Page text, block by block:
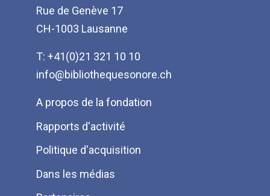
Rue de Genève 17
CH-1003 Lausanne
T: +41(0)21 321 10 10
info@bibliothequesonore.ch
Menu
Pied
de
page
A propos de la fondation
Rapports d'activité
Politique d'acquisition
Dans les médias